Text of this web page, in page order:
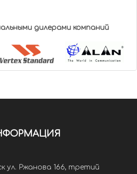
дилерами компаний
ул. Ржанова 166, третий